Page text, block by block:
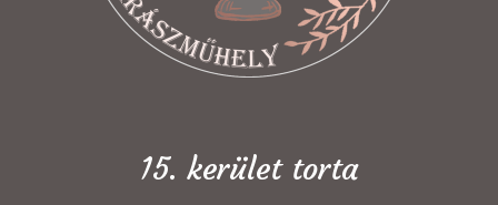
15. kerület torta